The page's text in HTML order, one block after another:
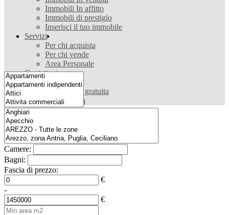
Immobili In affitto
Immobili di prestigio
Inserisci il tuo immobile
Servizi
Per chi acquista
Per chi vende
Area Personale
Contattaci
Contattaci
Valutazione gratuita
Ricerca casa
Camere:
Bagni:
Fascia di prezzo:
€
-
€